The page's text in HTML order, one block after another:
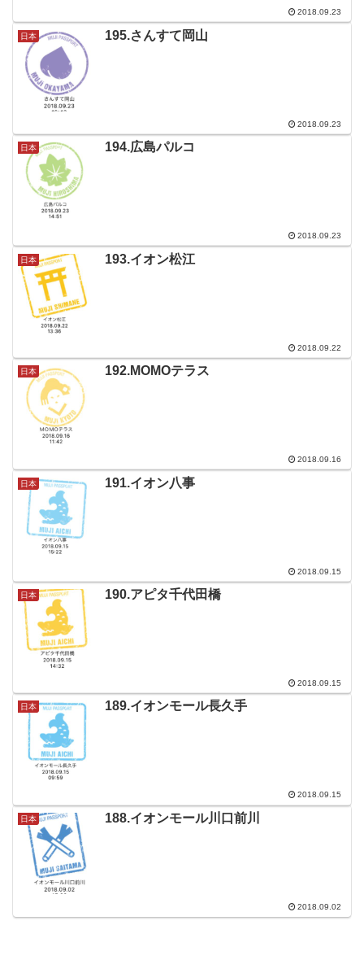
2018.09.23
日本 195.さんすて岡山
2018.09.23
日本 194.広島パルコ
2018.09.23
日本 193.イオン松江
2018.09.22
日本 192.MOMOテラス
2018.09.16
日本 191.イオン八事
2018.09.15
日本 190.アピタ千代田橋
2018.09.15
日本 189.イオンモール長久手
2018.09.15
日本 188.イオンモール川口前川
2018.09.02